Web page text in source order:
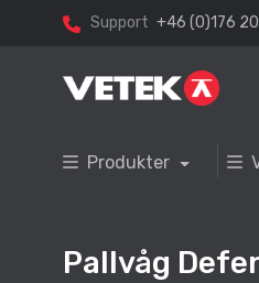
Support +46 (0)176
Produkter
Pallvåg